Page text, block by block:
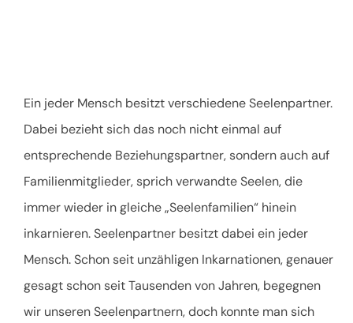
Ein jeder Mensch besitzt verschiedene Seelenpartner.
Dabei bezieht sich das noch nicht einmal auf
entsprechende Beziehungspartner, sondern auch auf
Familienmitglieder, sprich verwandte Seelen, die
immer wieder in gleiche „Seelenfamilien“ hinein
inkarnieren. Seelenpartner besitzt dabei ein jeder
Mensch. Schon seit unzähligen Inkarnationen, genauer
gesagt schon seit Tausenden von Jahren, begegnen
wir unseren Seelenpartnern, doch konnte man sich